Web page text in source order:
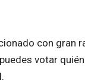
con gran
votar